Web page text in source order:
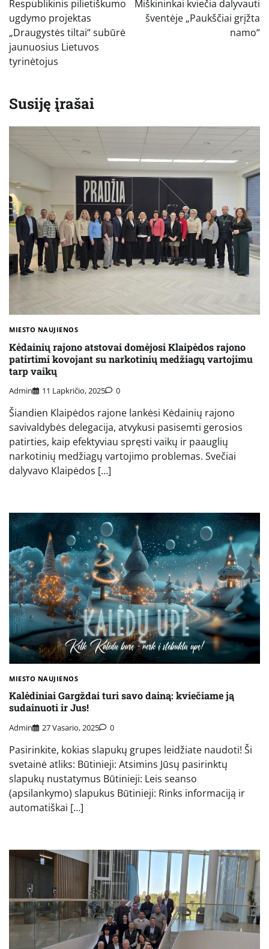
įrašų
Respublikinis pilietiškumo
ugdymo projektas
„Draugystės tiltai“ subūrė
jaunuosius Lietuvos
tyrinėtojus
Miškininkai kviečia dalyvauti
šventėje „Paukščiai grįžta
namo“
Susiję įrašai
MIESTO NAUJIENOS
Kėdainių rajono atstovai domėjosi Klaipėdos rajono
patirtimi kovojant su narkotinių medžiagų vartojimu
tarp vaikų
Admin 11 Lapkričio, 2025 0
Šiandien Klaipėdos rajone lankėsi Kėdainių rajono
savivaldybės delegacija, atvykusi pasisemti gerosios
patirties, kaip efektyviau spręsti vaikų ir paauglių
narkotinių medžiagų vartojimo problemas. Svečiai
dalyvavo Klaipėdos […]
MIESTO NAUJIENOS
Kalėdiniai Gargždai turi savo dainą: kviečiame ją
sudainuoti ir Jus!
Admin 27 Vasario, 2025 0
Pasirinkite, kokias slapukų grupes leidžiate naudoti! Ši
svetainė atliks: Būtinieji: Atsimins Jūsų pasirinktų
slapukų nustatymus Būtinieji: Leis seanso
(apsilankymo) slapukus Būtinieji: Rinks informaciją ir
automatiškai […]